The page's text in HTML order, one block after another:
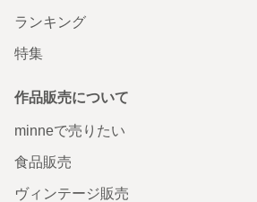
ランキング
特集
作品販売について
minneで売りたい
食品販売
ヴィンテージ販売